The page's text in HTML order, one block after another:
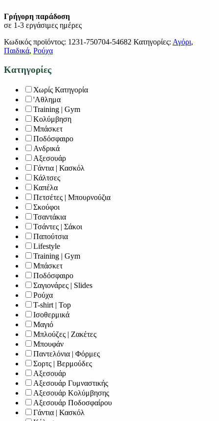
Γρήγορη παράδοση
σε 1-3 εργάσιμες ημέρες
Κωδικός προϊόντος: 1231-750704-54682 Κατηγορίες: Αγόρι,
Παιδικά, Ρούχα
Κατηγορίες
Χωρίς Κατηγορία
'Αθλημα
Training | Gym
Κολύμβηση
Μπάσκετ
Ποδόσφαιρο
Ανδρικά
Αξεσουάρ
Γάντια | Κασκόλ
Κάλτσες
Καπέλα
Πετσέτες | Μπουρνούζια
Σκούφοι
Τσαντάκια
Τσάντες | Σάκοι
Παπούτσια
Lifestyle
Training | Gym
Μπάσκετ
Ποδόσφαιρο
Σαγιονάρες | Slides
Ρούχα
T-shirt | Top
Ισοθερμικά
Μαγιό
Μπλούζες | Ζακέτες
Μπουφάν
Παντελόνια | Φόρμες
Σορτς | Βερμούδες
Αξεσουάρ
Αξεσουάρ Γυμναστικής
Αξεσουάρ Κολύμβησης
Αξεσουάρ Ποδοσφαίρου
Γάντια | Κασκόλ